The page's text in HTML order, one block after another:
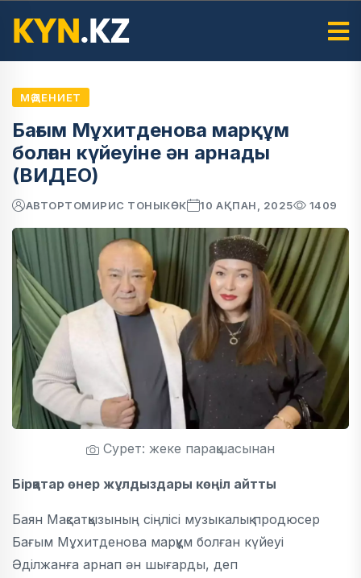
МӘДЕНИЕТ
Бағым Мұхитденова марқұм
болған күйеуіне ән арнады
(ВИДЕО)
АВТОРТОМИРИС ТОНЫКӨК 10 АҚПАН, 2025 1409
Сурет: жеке парақшасынан
Бірқатар өнер жұлдыздары көңіл айтты
Баян Мақсатқызының сіңлісі музыкалық продюсер
Бағым Мұхитденова марқұм болған күйеуі
Әділжанға арнап ән шығарды, деп